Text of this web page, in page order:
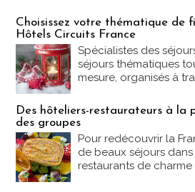
Choisissez votre thématique de
Hôtels Circuits France
Spécialistes des
séjours thématiques
mesure, organisés à
Des hôteliers-restaurateurs à la
des groupes
Pour redécouvrir la
de beaux séjours
restaurants de